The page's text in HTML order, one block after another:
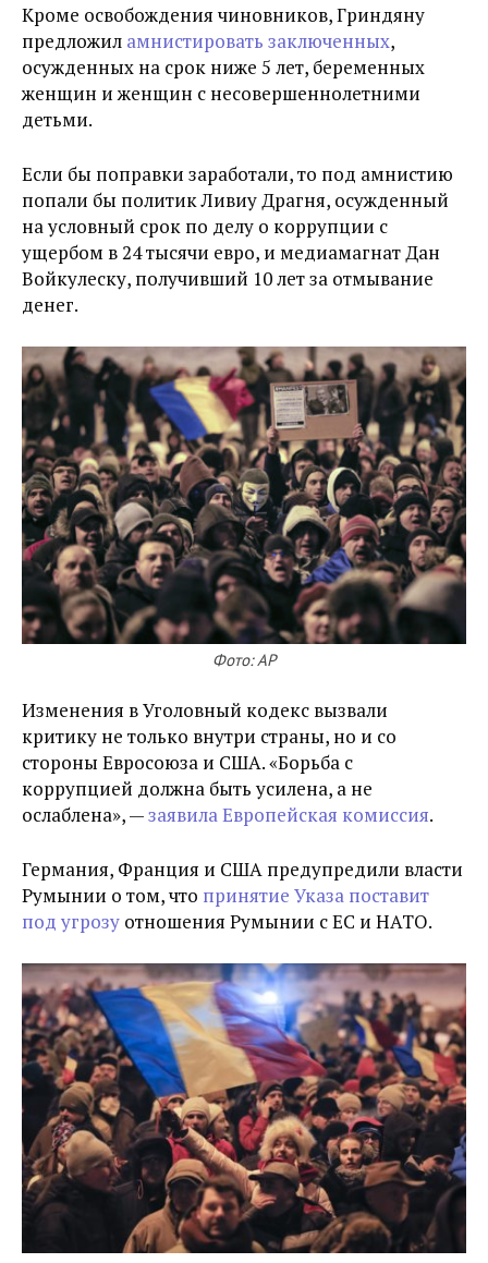
Кроме освобождения чиновников, Гриндяну
предложил амнистировать заключенных,
осужденных на срок ниже 5 лет, беременных
женщин и женщин с несовершеннолетними
детьми.
Если бы поправки заработали, то под амнистию
попали бы политик Ливиу Драгня, осужденный
на условный срок по делу о коррупции с
ущербом в 24 тысячи евро, и медиамагнат Дан
Войкулеску, получивший 10 лет за отмывание
денег.
Фото: AP
Изменения в Уголовный кодекс вызвали
критику не только внутри страны, но и со
стороны Евросоюза и США. «Борьба с
коррупцией должна быть усилена, а не
ослаблена», —заявила Европейская комиссия.
Германия, Франция и США предупредили власти
Румынии о том, что принятие Указа поставит
под угрозу отношения Румынии с ЕС и НАТО.